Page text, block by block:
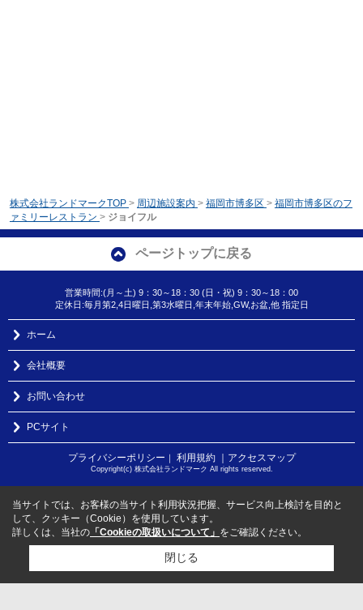
株式会社ランドマークTOP > 周辺施設案内 > 福岡市博多区 > 福岡市博多区のフ
ァミリーレストラン > ジョイフル
ページトップに戻る
営業時間:(月～土) 9：30～18：30 (日・祝) 9：30～18：00
定休日:毎月第2,4日曜日,第3水曜日,年末年始,GW,お盆,他 指定日
ホーム
会社概要
お問い合わせ
PCサイト
プライバシーポリシー ｜ 利用規約 ｜アクセスマップ
Copyright(c) 株式会社ランドマーク All rights reserved.
当サイトでは、お客様の当サイト利用状況把握、サービス向上検討を目的と
して、クッキー（Cookie）を使用しています。
詳しくは、当社の 「Cookieの取扱いについて」 をご確認ください。
閉じる